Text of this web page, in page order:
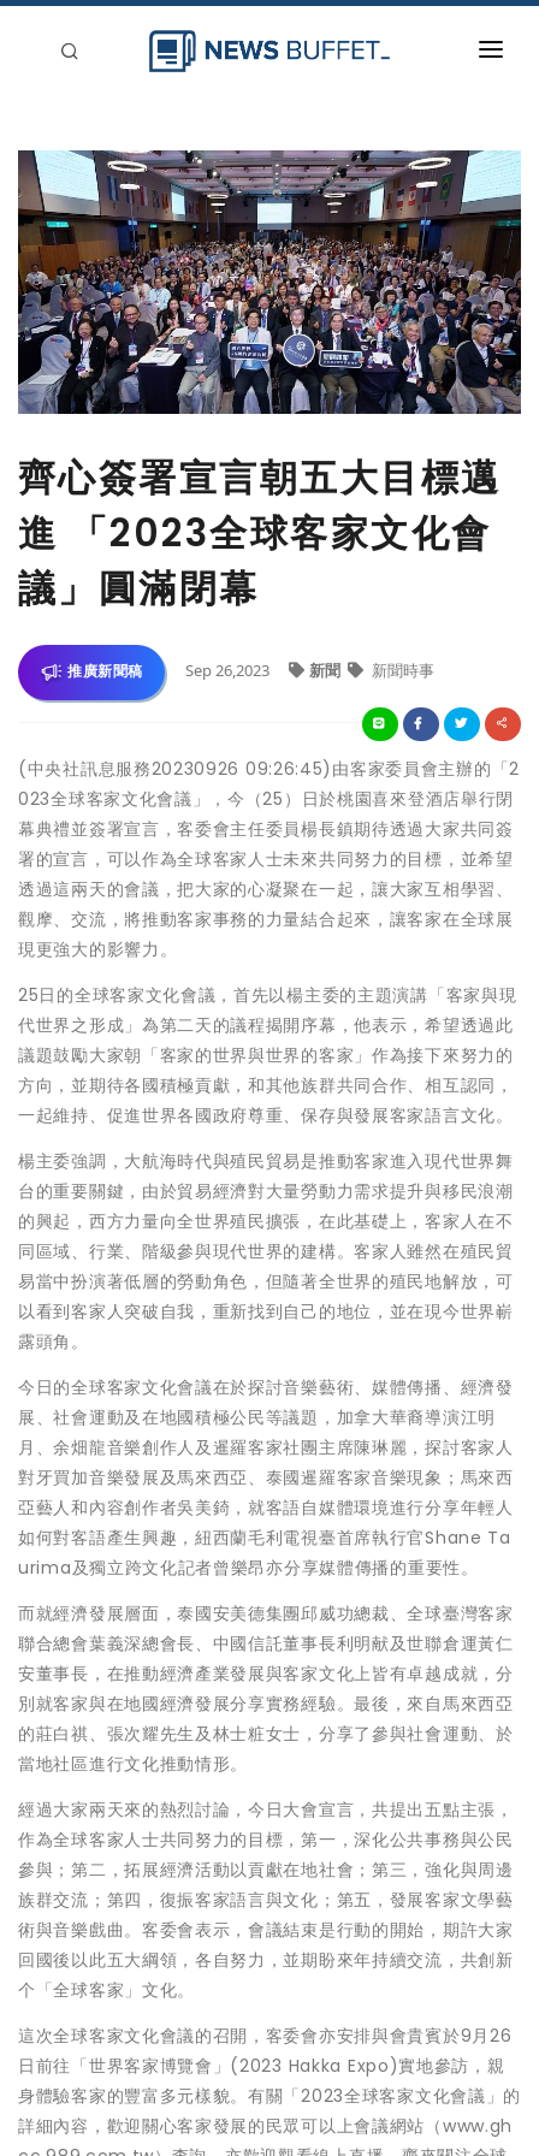
新聞稿分類
登入
刊登
齊心簽署宣言朝五大目標邁
進 「2023全球客家文化會
議」圓滿閉幕
推廣新聞稿 Sep 26,2023 新聞 新聞時事
(中央社訊息服務20230926 09:26:45)由客家委員會主辦的「2
023全球客家文化會議」，今（25）日於桃園喜來登酒店舉行閉
幕典禮並簽署宣言，客委會主任委員楊長鎮期待透過大家共同簽
署的宣言，可以作為全球客家人士未來共同努力的目標，並希望
透過這兩天的會議，把大家的心凝聚在一起，讓大家互相學習、
觀摩、交流，將推動客家事務的力量結合起來，讓客家在全球展
現更強大的影響力。
25日的全球客家文化會議，首先以楊主委的主題演講「客家與現
代世界之形成」為第二天的議程揭開序幕，他表示，希望透過此
議題鼓勵大家朝「客家的世界與世界的客家」作為接下來努力的
方向，並期待各國積極貢獻，和其他族群共同合作、相互認同，
一起維持、促進世界各國政府尊重、保存與發展客家語言文化。
楊主委強調，大航海時代與殖民貿易是推動客家進入現代世界舞
台的重要關鍵，由於貿易經濟對大量勞動力需求提升與移民浪潮
的興起，西方力量向全世界殖民擴張，在此基礎上，客家人在不
同區域、行業、階級參與現代世界的建構。客家人雖然在殖民貿
易當中扮演著低層的勞動角色，但隨著全世界的殖民地解放，可
以看到客家人突破自我，重新找到自己的地位，並在現今世界嶄
露頭角。
今日的全球客家文化會議在於探討音樂藝術、媒體傳播、經濟發
展、社會運動及在地國積極公民等議題，加拿大華裔導演江明
月、余畑龍音樂創作人及暹羅客家社團主席陳琳麗，探討客家人
對牙買加音樂發展及馬來西亞、泰國暹羅客家音樂現象；馬來西
亞藝人和內容創作者吳美錡，就客語自媒體環境進行分享年輕人
如何對客語產生興趣，紐西蘭毛利電視臺首席執行官Shane Ta
urima及獨立跨文化記者曾樂昂亦分享媒體傳播的重要性。
而就經濟發展層面，泰國安美德集團邱威功總裁、全球臺灣客家
聯合總會葉義深總會長、中國信託董事長利明献及世聯倉運黃仁
安董事長，在推動經濟產業發展與客家文化上皆有卓越成就，分
別就客家與在地國經濟發展分享實務經驗。最後，來自馬來西亞
的莊白祺、張次耀先生及林士粧女士，分享了參與社會運動、於
當地社區進行文化推動情形。
經過大家兩天來的熱烈討論，今日大會宣言，共提出五點主張，
作為全球客家人士共同努力的目標，第一，深化公共事務與公民
參與；第二，拓展經濟活動以貢獻在地社會；第三，強化與周邊
族群交流；第四，復振客家語言與文化；第五，發展客家文學藝
術與音樂戲曲。客委會表示，會議結束是行動的開始，期許大家
回國後以此五大綱領，各自努力，並期盼來年持續交流，共創新
个「全球客家」文化。
這次全球客家文化會議的召開，客委會亦安排與會貴賓於9月26
日前往「世界客家博覽會」(2023 Hakka Expo)實地參訪，親
身體驗客家的豐富多元樣貌。有關「2023全球客家文化會議」的
詳細內容，歡迎關心客家發展的民眾可以上會議網站（www.gh